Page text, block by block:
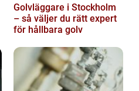
Golvläggare i Stockholm
– så väljer du rätt expert
för hållbara golv